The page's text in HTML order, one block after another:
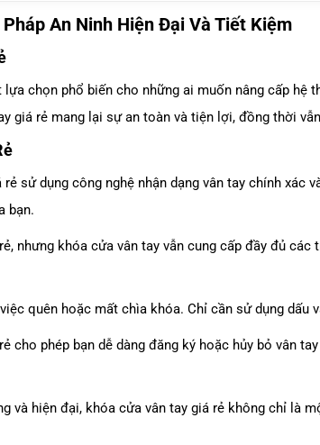
An Ninh Hiện Đại Và Tiết Kiệm
chọn phổ biến cho những ai muốn nâng cấp
giá rẻ mang lại sự an toàn và tiện lợi, đồng thời
rẻ sử dụng công nghệ nhận dạng vân tay chính
bạn.
nhưng khóa cửa vân tay vẫn cung cấp đầy đủ
quên hoặc mất chìa khóa. Chỉ cần sử dụng
cho phép bạn dễ dàng đăng ký hoặc hủy bỏ vân
và hiện đại, khóa cửa vân tay giá rẻ không chỉ là